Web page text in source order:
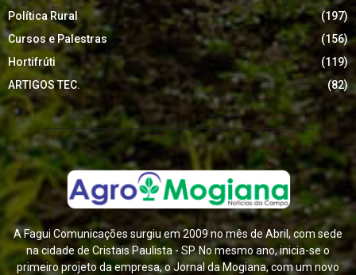
Política Rural
(197)
Cursos e Palestras
(156)
Hortifrúti
(119)
ARTIGOS TEC.
(82)
A Fagui Comunicações surgiu em 2009 no mês de Abril, com sede
na cidade de Cristais Paulista - SP. No mesmo ano, inicia-se o
primeiro projeto da empresa, o Jornal da Mogiana, com um novo